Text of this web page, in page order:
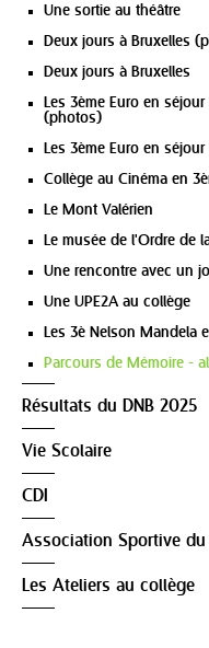
Une sortie au théâtre
Deux jours à Bruxelles
Deux jours à Bruxelles
Les 3ème Euro en
(photos)
Les 3ème Euro en
Collège au Cinéma en
Le Mont Valérien
Le musée de l'Ordre de
Une rencontre avec un
Une UPE2A au collège
Les 3è Nelson Mandela
Parcours de Mémoire -
Résultats du DNB 2025
Vie Scolaire
CDI
Association Sportive
Les Ateliers au collège